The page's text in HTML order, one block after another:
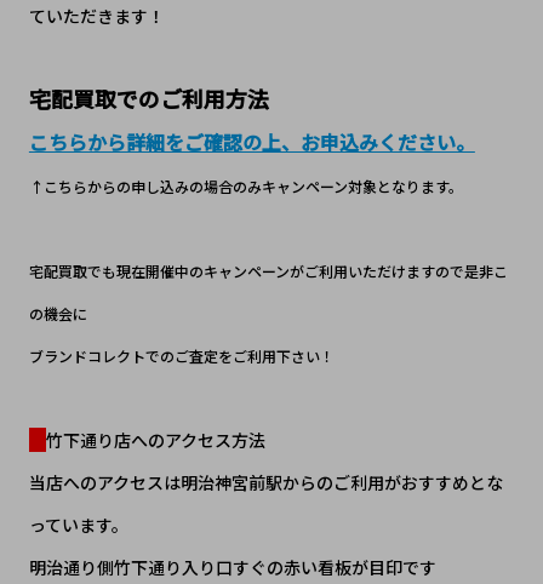
ていただきます！
宅配買取でのご利用方法
こちらから詳細をご確認の上、お申込みください。
↑こちらからの申し込みの場合のみキャンペーン対象となります。
宅配買取でも現在開催中のキャンペーンがご利用いただけますので是非こ
の機会に
ブランドコレクトでのご査定をご利用下さい！
竹下通り店へのアクセス方法
当店へのアクセスは明治神宮前駅からのご利用がおすすめとな
っています。
明治通り側竹下通り入り口すぐの赤い看板が目印です